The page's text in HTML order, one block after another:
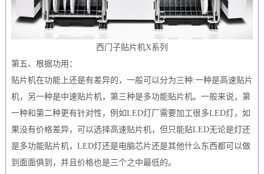
西门子贴片机X系列
第五、根据功用：
贴片机在功能上还是有差异的，一般可以分为三种:一种是高速贴片
机，另一种是中速贴片机，第三种是多功能贴片机。一般来说，第
一种和第二种更有针对性，例如LED灯厂需要加工很多LED灯，如
果没有价格差异，可以选择高速贴片机，但只能贴LED无论是灯还
是多功能贴片机，LED灯还是电脑芯片还是其他什么东西都可以做
到面面俱到，并且价格也是三个之中最低的。